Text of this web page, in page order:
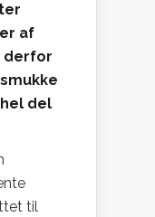
af
derfor
del
til